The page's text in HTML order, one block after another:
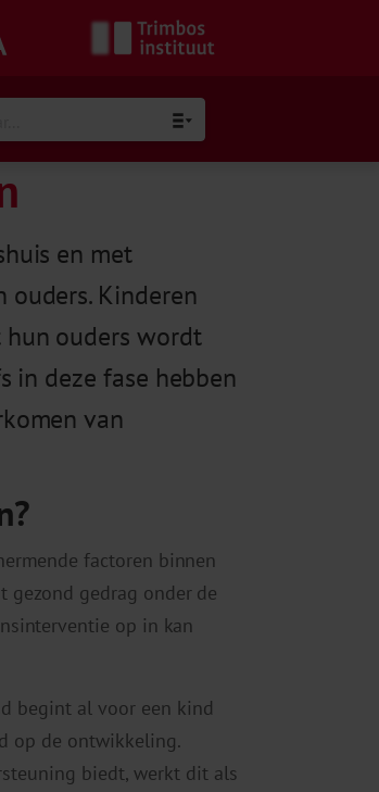
en met
Kinderen
hun ouders wordt
in deze fase hebben
van
factoren binnen
gezond gedrag onder de
op in kan
begint al voor een kind
op de ontwikkeling.
biedt, werkt dit als